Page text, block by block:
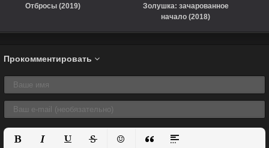
Отбросы (2019)
Золушка: зачарованное
начало (2018)
Прокомментировать